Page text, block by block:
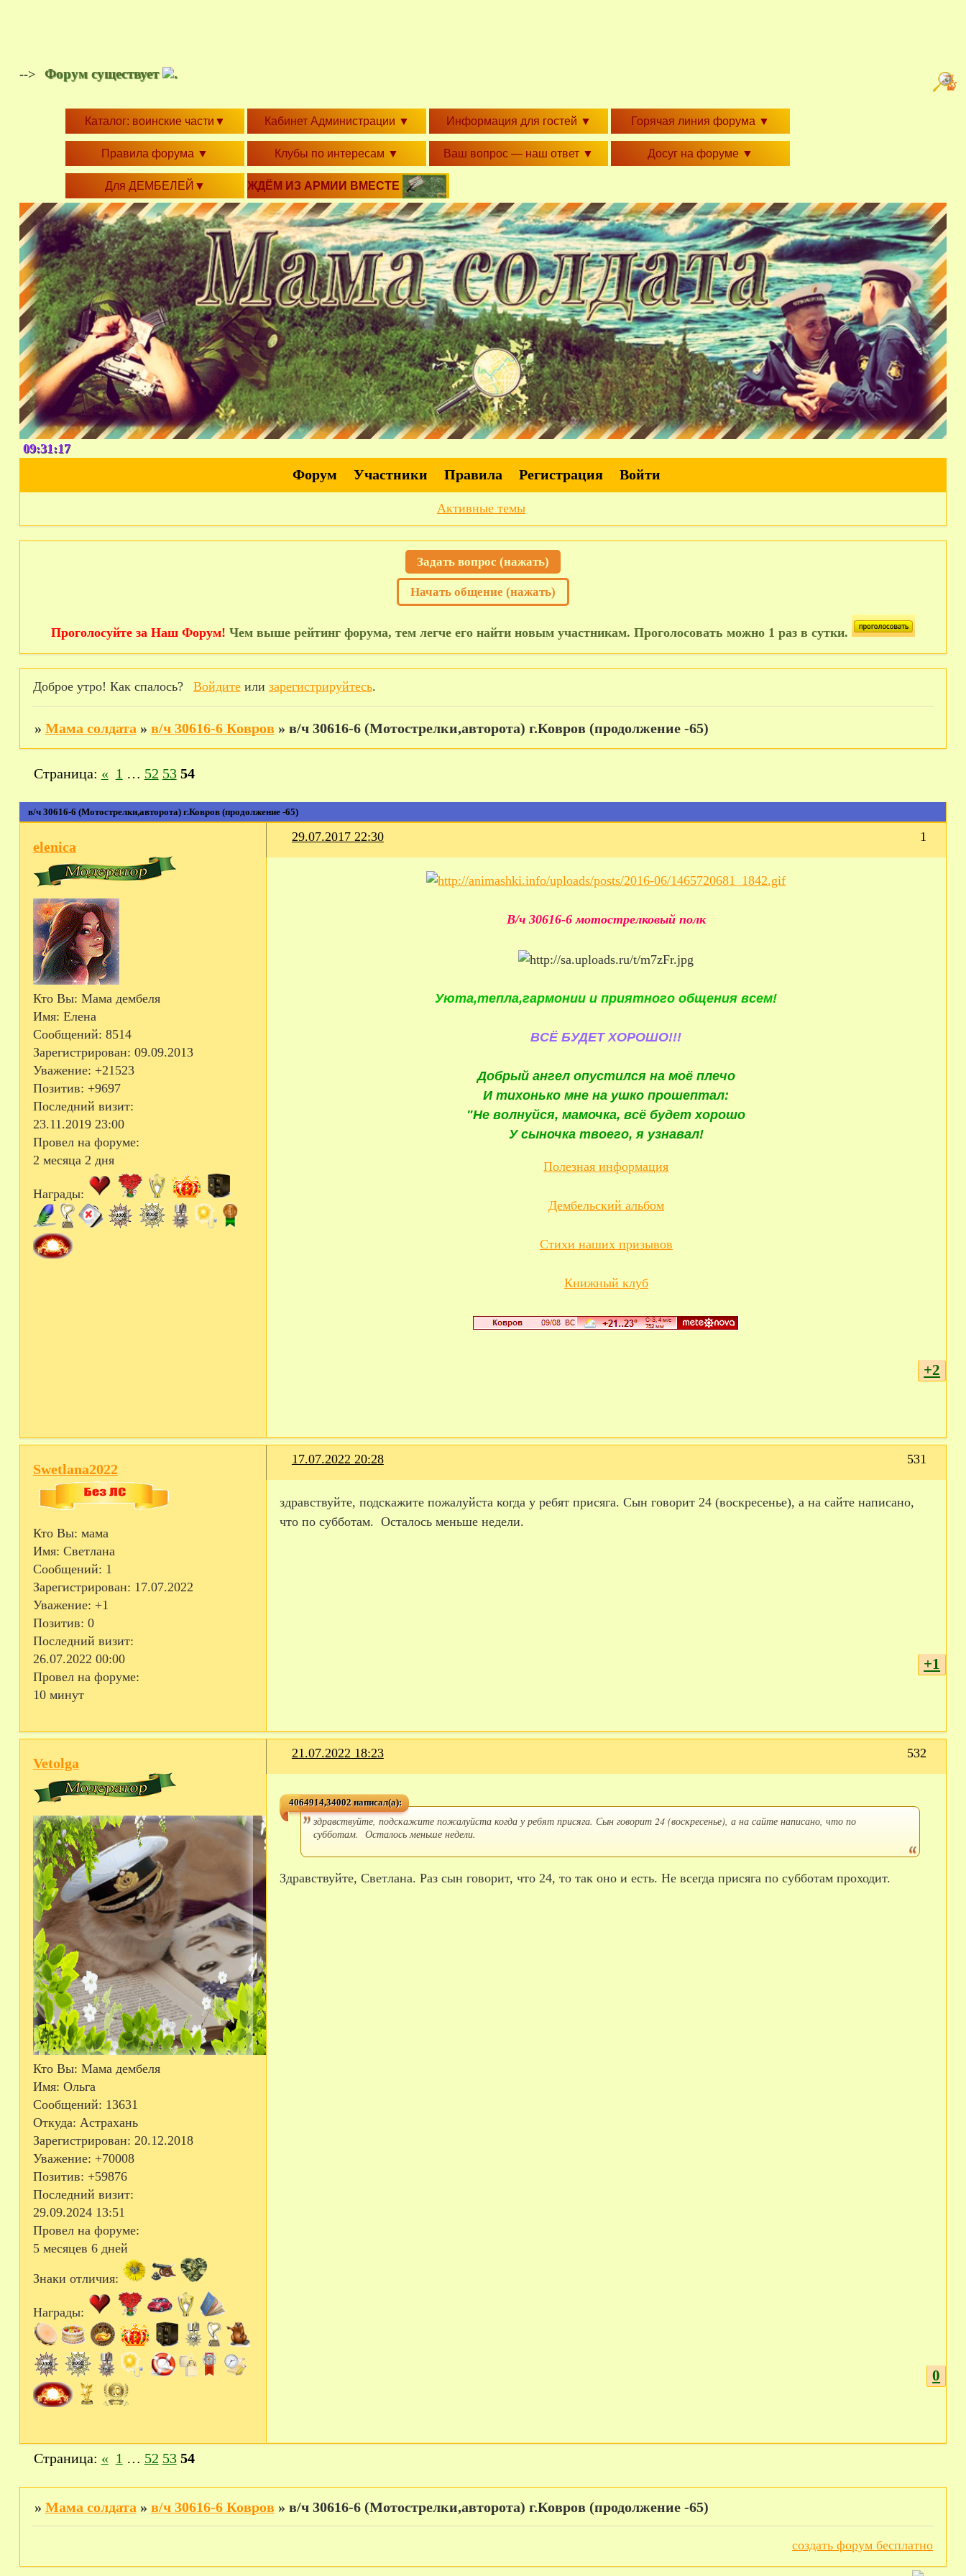
--> Форум существует .
Каталог: воинские части ▼ Кабинет Администрации ▼ Информация для гостей ▼ Горячая линия форума ▼
Правила форума ▼ Клубы по интересам ▼ Ваш вопрос — наш ответ ▼ Досуг на форуме ▼
Для ДЕМБЕЛЕЙ ▼ ЖДЁМ ИЗ АРМИИ ВМЕСТЕ
09:31:18
Форум Участники Правила Регистрация Войти
Активные темы
Задать вопрос (нажать)
Начать общение (нажать)
Проголосуйте за Наш Форум! Чем выше рейтинг форума, тем легче его найти новым участникам. Проголосовать можно 1 раз в сутки.
Доброе утро! Как спалось? Войдитеили зарегистрируйтесь.
» Мама солдата » в/ч 30616-6 Ковров » в/ч 30616-6 (Мотострелки,авторота) г.Ковров (продолжение -65)
в/ч 30616-6 (Мотострелки,авторота) г.Ковров (продолжение -65)
Страница: « 1 … 52 53 54
1
29.07.2017 22:30
elenica
Кто Вы: Мама дембеля
Имя: Елена
Сообщений: 8514
Зарегистрирован: 09.09.2013
Уважение: +21523
Позитив: +9697
Последний визит:
23.11.2019 23:00
Провел на форуме:
2 месяца 2 дня
Награды:
В/ч 30616-6 мотострелковый полк
Уюта,тепла,гармонии и приятного общения всем!
ВСЁ БУДЕТ ХОРОШО!!!
Добрый ангел опустился на моё плечо
И тихонько мне на ушко прошептал:
"Не волнуйся, мамочка, всё будет хорошо
У сыночка твоего, я узнавал!
Полезная информация
Дембельский альбом
Стихи наших призывов
Книжный клуб
+2
531
17.07.2022 20:28
Swetlana2022
Кто Вы: мама
Имя: Светлана
Сообщений: 1
Зарегистрирован: 17.07.2022
Уважение: +1
Позитив: 0
Последний визит:
26.07.2022 00:00
Провел на форуме:
10 минут
здравствуйте, подскажите пожалуйста когда у ребят присяга. Сын говорит 24 (воскресенье), а на сайте написано,
что по субботам. Осталось меньше недели.
+1
532
21.07.2022 18:23
Vetolga
Кто Вы: Мама дембеля
Имя: Ольга
Сообщений: 13631
Откуда: Астрахань
Зарегистрирован: 20.12.2018
Уважение: +70008
Позитив: +59876
Последний визит:
29.09.2024 13:51
Провел на форуме:
5 месяцев 6 дней
Знаки отличия:
Награды:
4064914,34002 написал(а):
здравствуйте, подскажите пожалуйста когда у ребят присяга. Сын говорит 24 (воскресенье), а на сайте написано, что по
субботам. Осталось меньше недели.
Здравствуйте, Светлана. Раз сын говорит, что 24, то так оно и есть. Не всегда присяга по субботам проходит.
0
Страница: « 1 … 52 53 54
» Мама солдата » в/ч 30616-6 Ковров » в/ч 30616-6 (Мотострелки,авторота) г.Ковров (продолжение -65)
создать форум бесплатно